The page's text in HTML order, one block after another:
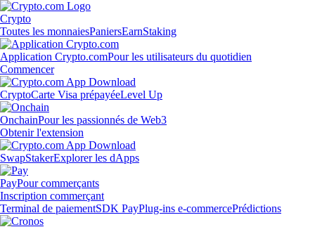
Crypto
Toutes les monnaiesPaniersEarnStaking
Application Crypto.comPour les utilisateurs du quotidien
Commencer
CryptoCarte Visa prépayéeLevel Up
OnchainPour les passionnés de Web3
Obtenir l'extension
SwapStakerExplorer les dApps
PayPour commerçants
Inscription commerçant
Terminal de paiementSDK PayPlug-ins e-commercePrédictions